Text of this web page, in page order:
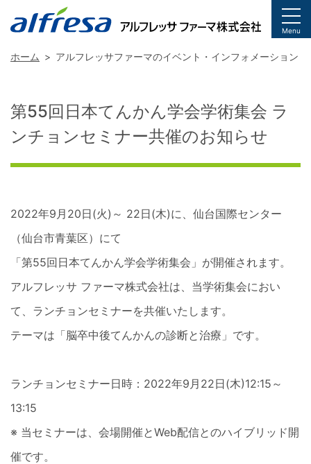
Menu
ホーム アルフレッサファーマのイベント・インフォメーション
第55回日本てんかん学会学術集会 ラ
ンチョンセミナー共催のお知らせ
2022年9月20日(火)～ 22日(木)に、仙台国際センター
（仙台市青葉区）にて
「第55回日本てんかん学会学術集会」が開催されます。
アルフレッサ ファーマ株式会社は、当学術集会におい
て、ランチョンセミナーを共催いたします。
テーマは「脳卒中後てんかんの診断と治療」です。
ランチョンセミナー日時：2022年9月22日(木)12:15～
13:15
※ 当セミナーは、会場開催とWeb配信とのハイブリッド開
催です。